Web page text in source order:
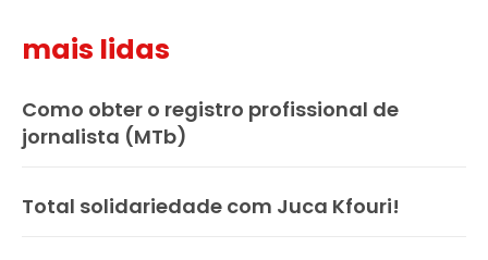
mais lidas
Como obter o registro profissional de
jornalista (MTb)
Total solidariedade com Juca Kfouri!